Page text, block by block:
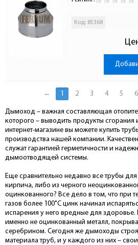
Код: 85368
← 1 2 3 4 5 6
Дымоход – важная составляющая
которого – выводить продукты
интернет-магазине вы можете купить
производства нашей компании.
служат гарантией герметичности и
дымоотводящей системы.
Еще сравнительно недавно все трубы
кирпича, либо из черного
оцинкованного? Все дело в том, что при
газов более 100˚С цинк начинал
испарения у него вредные для
именно не оцинкованный металл,
серебрином. Сегодня же дымоходы
материала труб, и у каждого из них –